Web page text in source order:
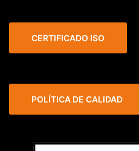
CERTIFICADO ISO
POLÍTICA DE CALIDAD